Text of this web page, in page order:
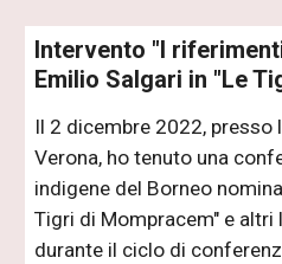
Intervento "I
Emilio Salgari in "Le
Il 2 dicembre 2022, presso
Verona, ho tenuto una
indigene del Borneo
Tigri di Mompracem" e altri
durante il ciclo di